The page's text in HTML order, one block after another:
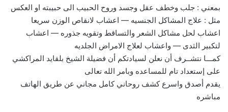
بمعني : جلب وخطف عقل وجسد وروح الحبيب الى حبيبته او العكس
مثل : علاج المشاكل الجنسيه — اعشاب لانقاص الوزن سريعا
اعشاب لحل مشاكل الشعر والتساقط وتقويه جذوره — اعشاب
لتكبير الثدى — واعشاب لعلاج الامراض الجلديه
كمـــا نتشــرف أن نعلن لسيادتكم أن فضيلة الشيخ بلقايد المراكشي
على إستعداد تام للمساعده وبامر الله تعالى
يقدم أصدق واسرع كشف روحاني كامل مجاني عن طريق الهاتف
مباشره